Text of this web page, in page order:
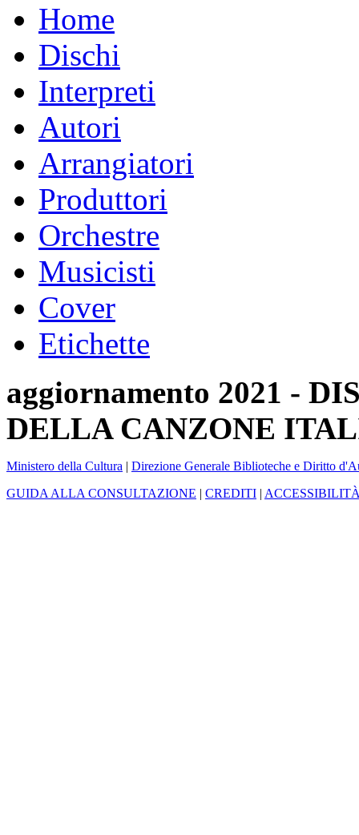
Home
Dischi
Interpreti
Autori
Arrangiatori
Produttori
Orchestre
Musicisti
Cover
Etichette
aggiornamento 2021 -
DELLA CANZONE
Ministero della Cultura | Direzione Generale Biblioteche e Diritto
GUIDA ALLA CONSULTAZIONE | CREDITI |